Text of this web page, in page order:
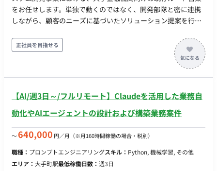
をお任せします。単独で動くのではなく、開発部隊と密に連携
しながら、顧客のニーズに基づいたソリューション提案を行
的な業務内容】 ・既存顧客とのリレーション構築・維持、契約
手続き（社内/顧客） ・開発チームと連携した、付加価値の高い
ソリューション提案 ・営業目標達成に向けた戦略策定と実行 ・
社内手続きおよび報告業務 【チーム・環境】 ・マーケティング
客が中心のため、信頼関係を土台とした活動が可能です。 ・金
融未経験の方でも、入社後の引き継ぎやフォロー体制が整って
態：正社員 契約期間：3～6か月は派遣契約、以後正社員登用予
定あり ※本求人では3か月） 休日・休暇：完全週休二日制
（土・日）、祝日、夏季休暇（3日）、年末年始休暇（12/30～
正社員を目指せる
【AI/週3日～/フルリモート】Claudeを活用した業務自
動化やAIエージェントの設計および構築業務案件
〜640,000 円／月 （※月160時間稼働の場合・税別）
職種： プロンプトエンジニアリングスキル： Python, 機械学習, その他
エリア： 大手町駅最低稼働日数： 週3日